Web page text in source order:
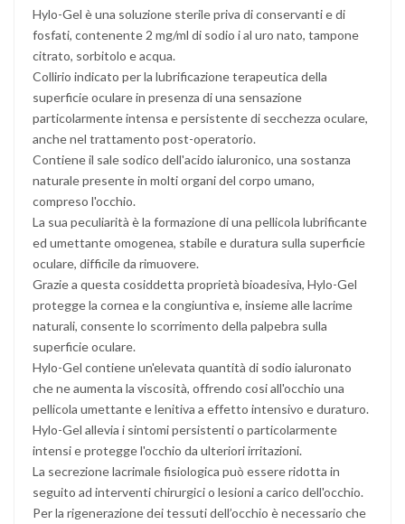
Hylo-Gel è una soluzione sterile priva di conservanti e di
fosfati, contenente 2 mg/ml di sodio i al uro nato, tampone
citrato, sorbitolo e acqua.
Collirio indicato per la lubrificazione terapeutica della
superficie oculare in presenza di una sensazione
particolarmente intensa e persistente di secchezza oculare,
anche nel trattamento post-operatorio.
Contiene il sale sodico dell'acido ialuronico, una sostanza
naturale presente in molti organi del corpo umano,
compreso l'occhio.
La sua peculiarità è la formazione di una pellicola lubrificante
ed umettante omogenea, stabile e duratura sulla superficie
oculare, difficile da rimuovere.
Grazie a questa cosiddetta proprietà bioadesiva, Hylo-Gel
protegge la cornea e la congiuntiva e, insieme alle lacrime
naturali, consente lo scorrimento della palpebra sulla
superficie oculare.
Hylo-Gel contiene un'elevata quantità di sodio ialuronato
che ne aumenta la viscosità, offrendo cosi all'occhio una
pellicola umettante e lenitiva a effetto intensivo e duraturo.
Hylo-Gel allevia i sintomi persistenti o particolarmente
intensi e protegge l'occhio da ulteriori irritazioni.
La secrezione lacrimale fisiologica può essere ridotta in
seguito ad interventi chirurgici o lesioni a carico dell'occhio.
Per la rigenerazione dei tessuti dell’occhio è necessario che